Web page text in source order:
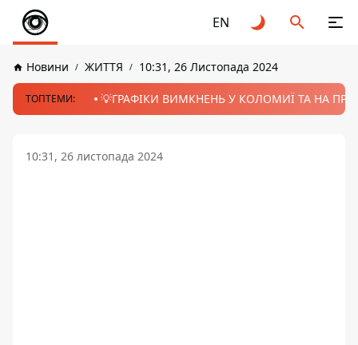
EN
Новини ЖИТТЯ 10:31, 26 Листопада 2024
ТОПТЕМИ: 💡ГРАФІКИ ВИМКНЕНЬ У КОЛОМИЇ ТА НА
10:31, 26 листопада 2024